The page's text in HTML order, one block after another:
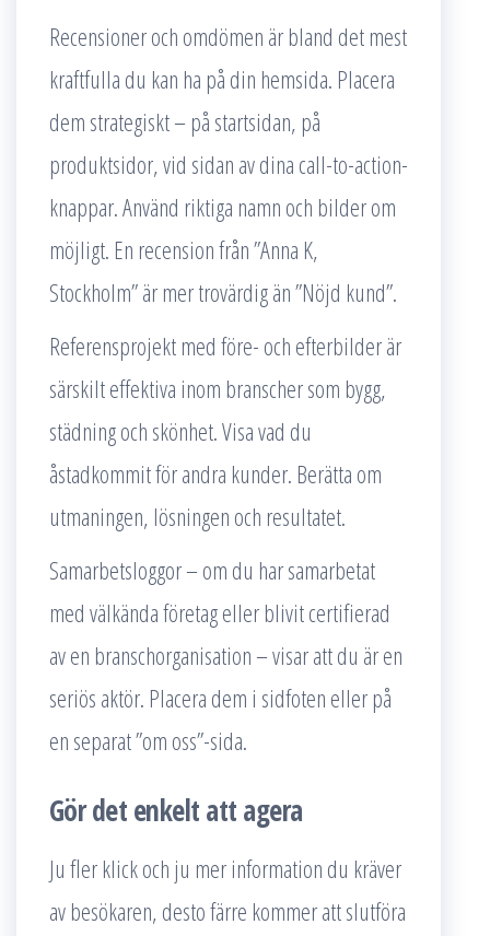
Recensioner och omdömen är bland det mest
kraftfulla du kan ha på din hemsida. Placera
dem strategiskt – på startsidan, på
produktsidor, vid sidan av dina call-to-action-
knappar. Använd riktiga namn och bilder om
möjligt. En recension från ”Anna K,
Stockholm” är mer trovärdig än ”Nöjd kund”.
Referensprojekt med före- och efterbilder är
särskilt effektiva inom branscher som bygg,
städning och skönhet. Visa vad du
åstadkommit för andra kunder. Berätta om
utmaningen, lösningen och resultatet.
Samarbetsloggor – om du har samarbetat
med välkända företag eller blivit certifierad
av en branschorganisation – visar att du är en
seriös aktör. Placera dem i sidfoten eller på
en separat ”om oss”-sida.
Gör det enkelt att agera
Ju fler klick och ju mer information du kräver
av besökaren, desto färre kommer att slutföra